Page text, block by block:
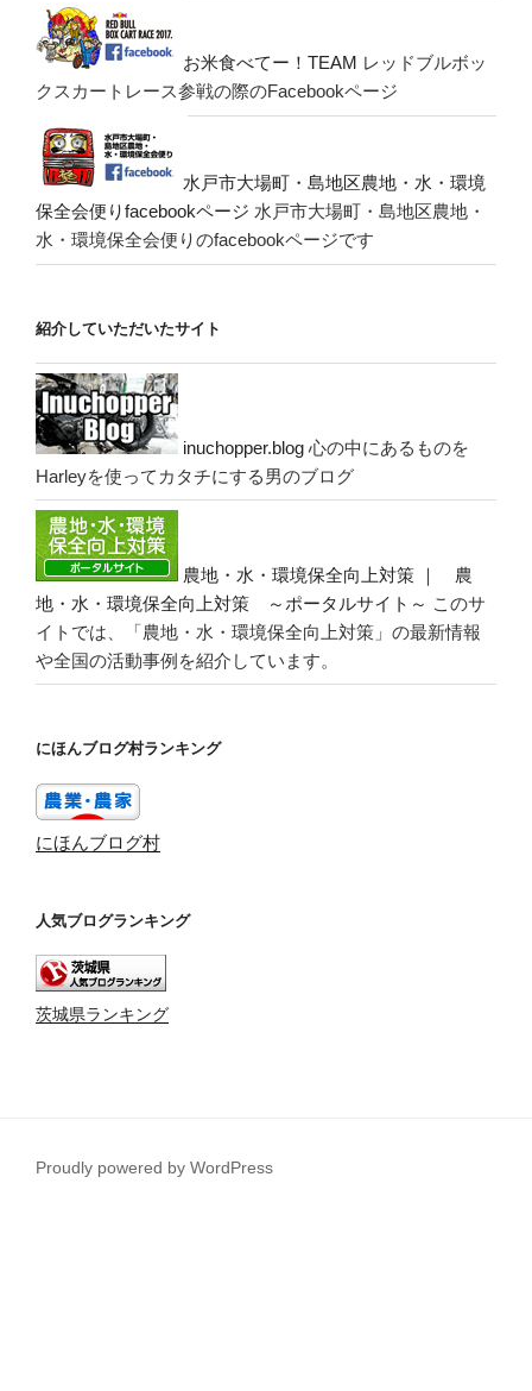
お米食べてー！TEAM レッドブルボッ
クスカートレース参戦の際のFacebookページ
水戸市大場町・島地区農地・水・環境
保全会便りfacebookページ 水戸市大場町・島地区農地・
水・環境保全会便りのfacebookページです
紹介していただいたサイト
inuchopper.blog 心の中にあるものを
Harleyを使ってカタチにする男のブログ
農地・水・環境保全向上対策 ｜ 農
地・水・環境保全向上対策 ～ポータルサイト～ このサ
イトでは、「農地・水・環境保全向上対策」の最新情報
や全国の活動事例を紹介しています。
にほんブログ村ランキング
にほんブログ村
人気ブログランキング
茨城県ランキング
Proudly powered by WordPress